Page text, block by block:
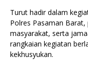
Turut hadir dalam
Polres Pasaman
masyarakat, serta
rangkaian kegiatan
kekhusyukan.